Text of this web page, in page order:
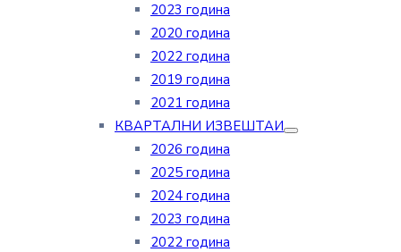
2023 година
2020 година
2022 година
2019 година
2021 година
КВАРТАЛНИ ИЗВЕШТАИ
2026 година
2025 година
2024 година
2023 година
2022 година